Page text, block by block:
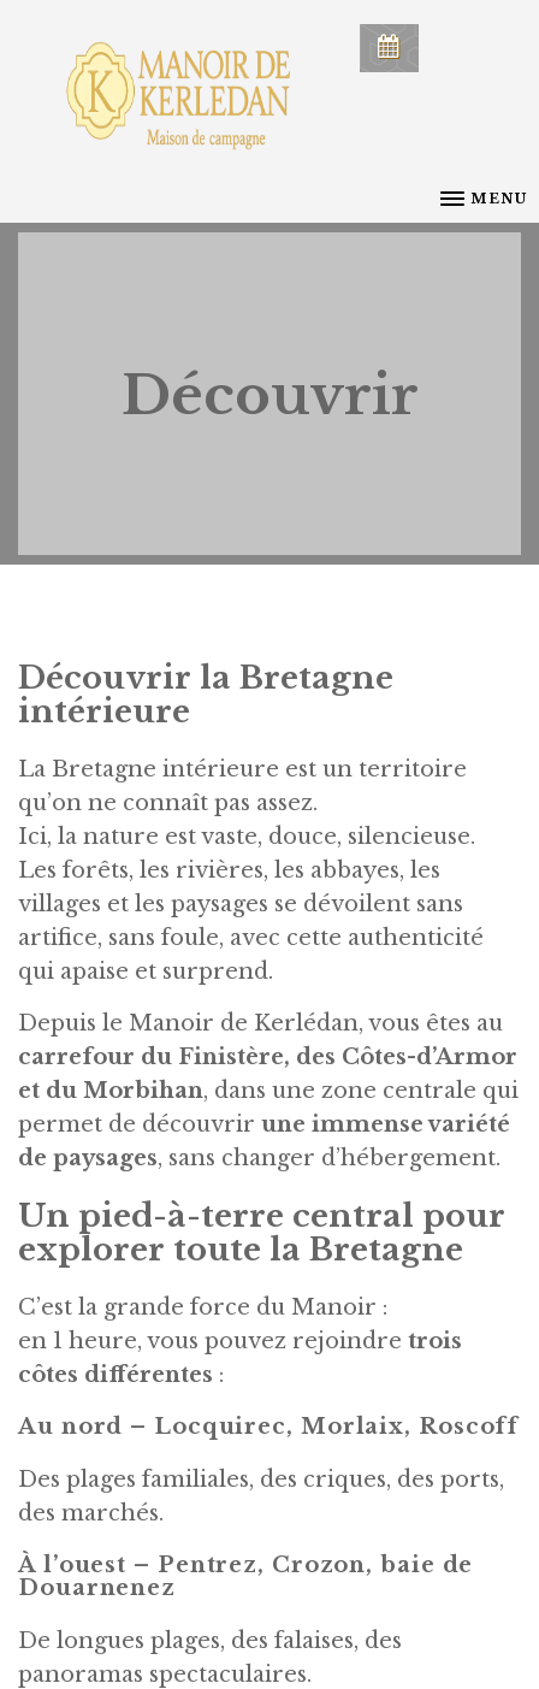
MENU
Découvrir
Découvrir la Bretagne
intérieure
La Bretagne intérieure est un territoire
qu’on ne connaît pas assez.
Ici, la nature est vaste, douce, silencieuse.
Les forêts, les rivières, les abbayes, les
villages et les paysages se dévoilent sans
artifice, sans foule, avec cette authenticité
qui apaise et surprend.
Depuis le Manoir de Kerlédan, vous êtes au
carrefour du Finistère, des Côtes-d’Armor
et du Morbihan, dans une zone centrale qui
permet de découvrir une immense variété
de paysages, sans changer d’hébergement.
Un pied-à-terre central pour
explorer toute la Bretagne
C’est la grande force du Manoir :
en 1 heure, vous pouvez rejoindre trois
côtes différentes :
Au nord – Locquirec, Morlaix, Roscoff
Des plages familiales, des criques, des ports,
des marchés.
À l’ouest – Pentrez, Crozon, baie de
Douarnenez
De longues plages, des falaises, des
panoramas spectaculaires.